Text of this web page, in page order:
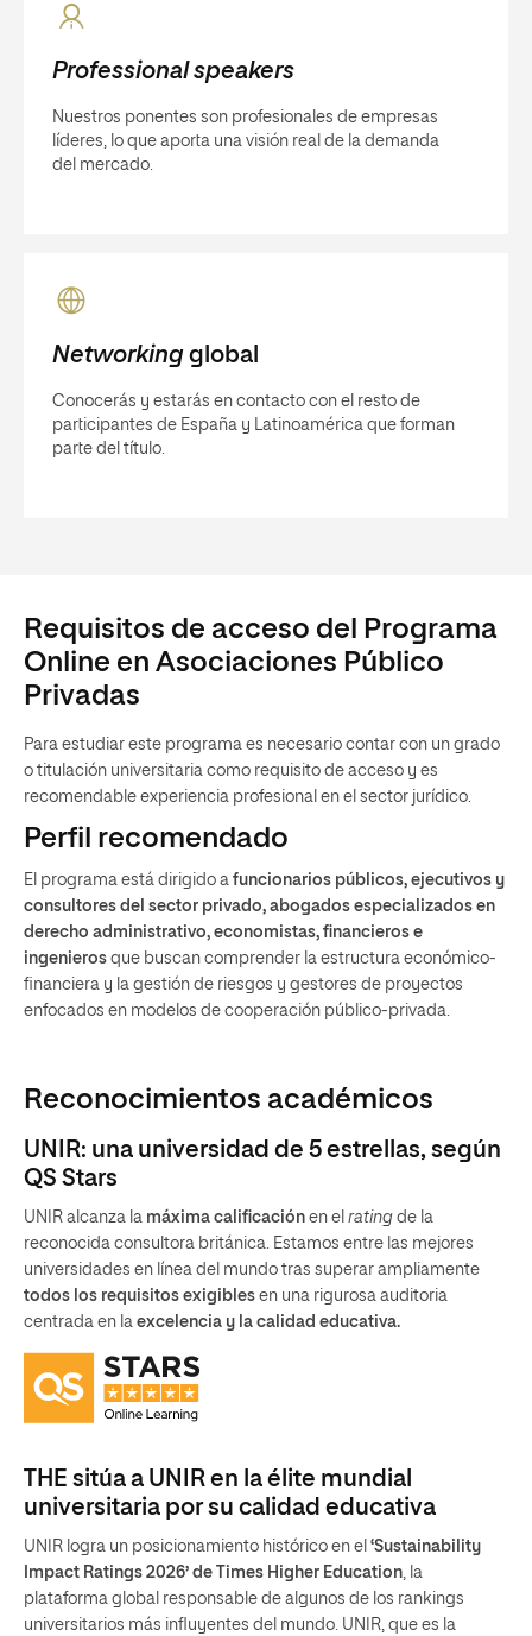
Professional speakers
Nuestros ponentes son profesionales de empresas
líderes, lo que aporta una visión real de la demanda
del mercado.
Networkingglobal
Conocerás y estarás en contacto con el resto de
participantes de España y Latinoamérica que forman
parte del título.
Requisitos de acceso del Programa
Online en Asociaciones Público
Privadas
Para estudiar este programa es necesario contar con un grado
o titulación universitaria como requisito de acceso y es
recomendable experiencia profesional en el sector jurídico.
Perfil recomendado
El programa está dirigido a funcionarios públicos, ejecutivos y
consultores del sector privado, abogados especializados en
derecho administrativo, economistas, financieros e
ingenieros que buscan comprender la estructura económico-
financiera y la gestión de riesgos y gestores de proyectos
enfocados en modelos de cooperación público-privada.
Reconocimientos académicos
UNIR: una universidad de 5 estrellas, según
QS Stars
UNIR alcanza la máxima calificación en el rating de la
reconocida consultora británica. Estamos entre las mejores
universidades en línea del mundo tras superar ampliamente
todos los requisitos exigibles en una rigurosa auditoria
centrada en la excelencia y la calidad educativa.
THE sitúa a UNIR en la élite mundial
universitaria por su calidad educativa
UNIR logra un posicionamiento histórico en el ‘Sustainability
Impact Ratings 2026’ de Times Higher Education, la
plataforma global responsable de algunos de los rankings
universitarios más influyentes del mundo. UNIR, que es la